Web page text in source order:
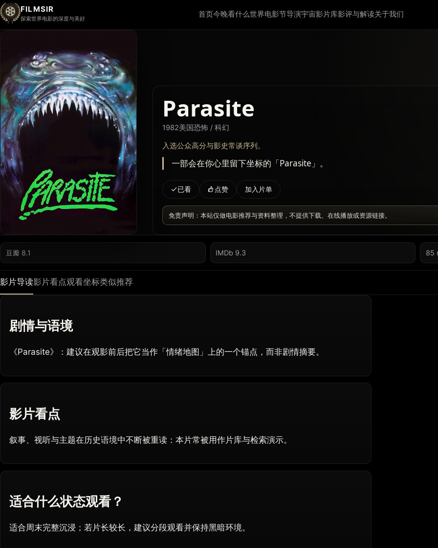
FILMSIR
探索世界电影的深度与美好 首页今晚看什么世界电影节导演宇宙影片库影评与解读关于我们
Parasite
1982美国恐怖 / 科幻
入选公众高分与影史常谈序列。
一部会在你心里留下坐标的「Parasite」。
已看 点赞 加入片单
免责声明：本站仅做电影推荐与资料整理，不提供下载、在线播放或资源链接。
豆瓣 8.1 IMDb 9.3 85
影片导读影片看点观看坐标类似推荐
剧情与语境
《Parasite》：建议在观影前后把它当作「情绪地图」上的一个锚点，而非剧情摘要。
影片看点
叙事、视听与主题在历史语境中不断被重读：本片常被用作片库与检索演示。
适合什么状态观看？
适合周末完整沉浸；若片长较长，建议分段观看并保持黑暗环境。